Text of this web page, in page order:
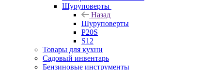
Шуруповерты
Назад
Шуруповерты
P20S
S12
Товары для кухни
Садовый инвентарь
Бензиновые инструменты